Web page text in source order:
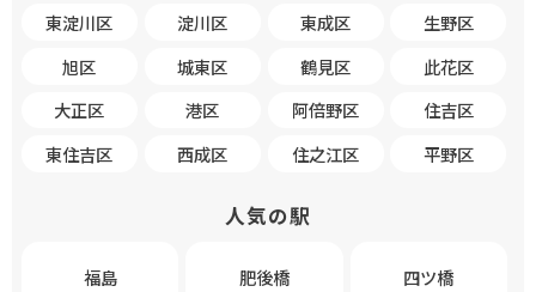
東淀川区
淀川区 東成区
生野区
旭区
城東区 鶴見区
此花区
大正区
港区 阿倍野区
住吉区
東住吉区
西成区 住之江区 平野区
人気の駅
福島 肥後橋 四ツ橋